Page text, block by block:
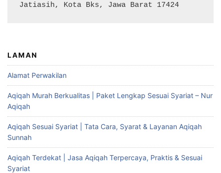
Jatiasih, Kota Bks, Jawa Barat 17424
LAMAN
Alamat Perwakilan
Aqiqah Murah Berkualitas | Paket Lengkap Sesuai Syariat – Nur
Aqiqah
Aqiqah Sesuai Syariat | Tata Cara, Syarat & Layanan Aqiqah
Sunnah
Aqiqah Terdekat | Jasa Aqiqah Terpercaya, Praktis & Sesuai
Syariat